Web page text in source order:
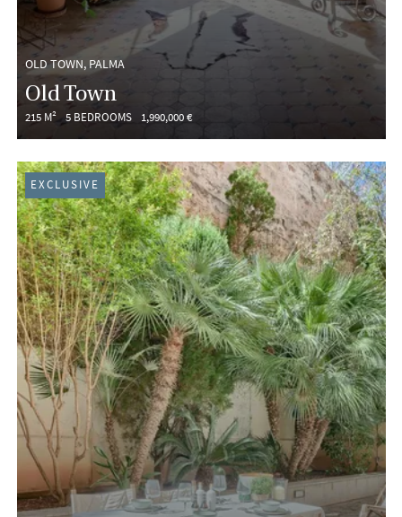
OLD TOWN, PALMA
Old Town
215 M² 5 BEDROOMS 1,990,000 €
EXCLUSIVE